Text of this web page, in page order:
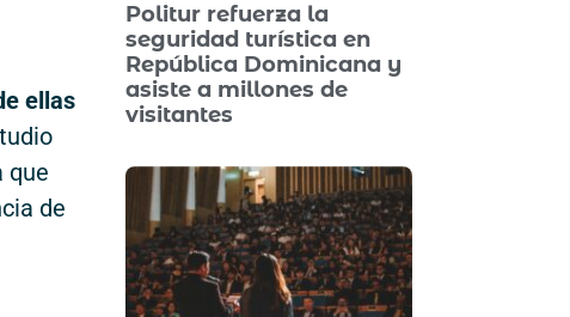
ellas
que
de
Politur refuerza la
seguridad turística en
República Dominicana y
asiste a millones de
visitantes